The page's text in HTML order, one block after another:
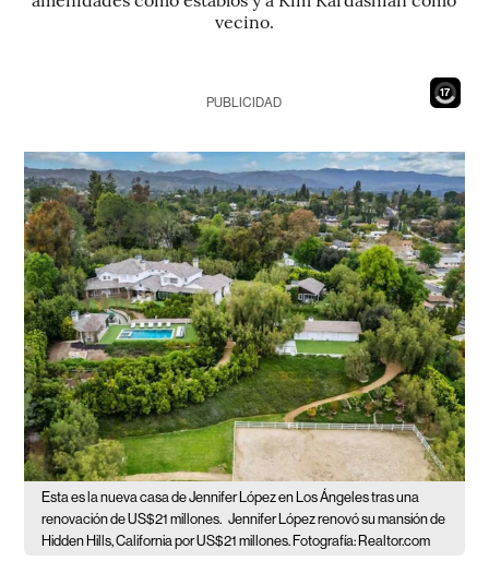
vecino.
15
PUBLICIDAD
Esta es la nueva casa de Jennifer López en Los Ángeles tras una
renovación de US$21 millones. Jennifer López renovó su mansión de
Hidden Hills, California por US$21 millones. Fotografía: Realtor.com